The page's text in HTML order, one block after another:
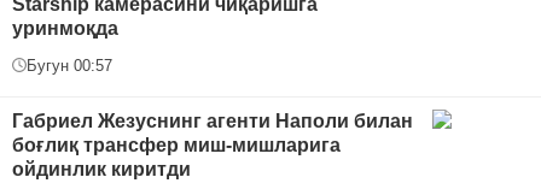
уринмоқда
Бугун 00:57
Габриел Жезуснинг агенти Наполи билан
боғлиқ трансфер миш-мишларига
ойдинлик киритди